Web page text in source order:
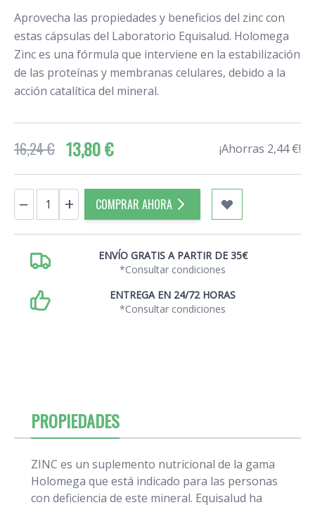
Aprovecha las propiedades y beneficios del zinc con
estas cápsulas del Laboratorio Equisalud. Holomega
Zinc es una fórmula que interviene en la estabilización
de las proteínas y membranas celulares, debido a la
acción catalítica del mineral.
16,24 € 13,80 € ¡Ahorras 2,44 €!
Cantidad
− + COMPRAR AHORA
ENVÍO GRATIS A PARTIR DE 35€
*Consultar condiciones
ENTREGA EN 24/72 HORAS
*Consultar condiciones
PROPIEDADES
ZINC es un suplemento nutricional de la gama
Holomega que está indicado para las personas
con deficiencia de este mineral. Equisalud ha